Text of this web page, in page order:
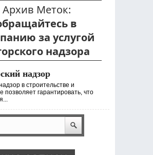
Архив Меток:
в
за услугой
надзора
надзор
в строительстве и
позволяет гарантировать, что